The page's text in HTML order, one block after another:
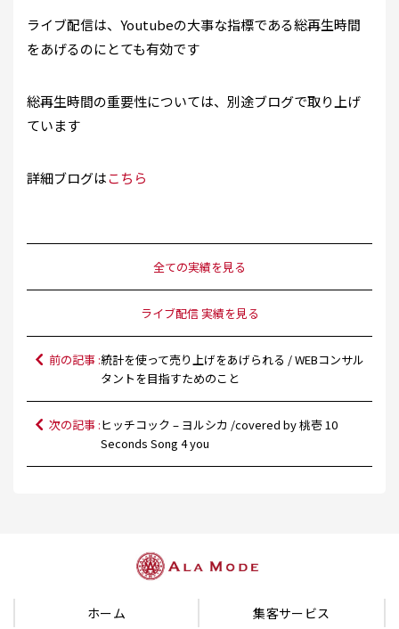
ライブ配信は、Youtubeの大事な指標である総再生時間
をあげるのにとても有効です
総再生時間の重要性については、別途ブログで取り上げ
ています
詳細ブログはこちら
全ての実績を見る
ライブ配信 実績を見る
前の記事 :統計を使って売り上げをあげられる / WEBコンサル
タントを目指すためのこと
次の記事 :ヒッチコック – ヨルシカ /covered by 桃壱 10
Seconds Song 4 you
ホーム 集客サービス